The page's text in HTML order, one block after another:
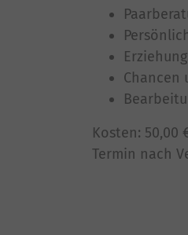
Chancen
Kosten: 50,00
Termin nach